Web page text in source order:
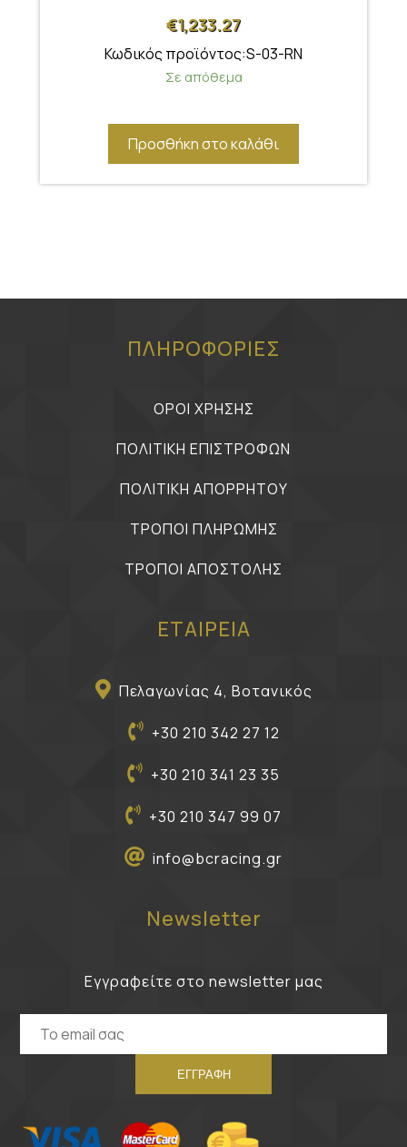
€1,233.27
Κωδικός προϊόντος:S-03-RN
Σε απόθεμα
Προσθήκη στο καλάθι
ΠΛΗΡΟΦΟΡΙΕΣ
ΟΡΟΙ ΧΡΗΣΗΣ
ΠΟΛΙΤΙΚΗ ΕΠΙΣΤΡΟΦΩΝ
ΠΟΛΙΤΙΚΗ ΑΠΟΡΡΗΤΟΥ
ΤΡΟΠΟΙ ΠΛΗΡΩΜΗΣ
ΤΡΟΠΟΙ ΑΠΟΣΤΟΛΗΣ
ΕΤΑΙΡΕΙΑ
Πελαγωνίας 4, Βοτανικός
+30 210 342 27 12
+30 210 341 23 35
+30 210 347 99 07
info@bcracing.gr
Newsletter
Εγγραφείτε στο newsletter μας